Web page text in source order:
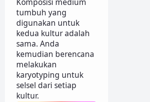
tumbuh yang
digunakan untuk
kedua kultur adalah
sama. Anda
kemudian berencana
melakukan
karyotyping untuk
selsel dari setiap
kultur.